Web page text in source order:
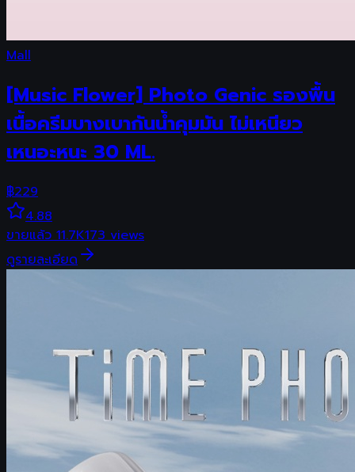
Mall
[Music Flower] Photo Genic รองพื้น
เนื้อครีมบางเบากันน้ำคุมมัน ไม่เหนียว
เหนอะหนะ 30 ML.
฿229
4.88
ขายแล้ว11.7K173views
ดูรายละเอียด